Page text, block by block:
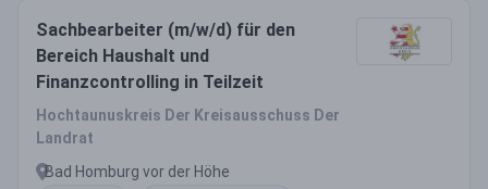
Sachbearbeiter (m/w/d) für den
Bereich Haushalt und
Finanzcontrolling in Teilzeit
Hochtaunuskreis Der Kreisausschuss Der
Landrat
Bad Homburg vor der Höhe